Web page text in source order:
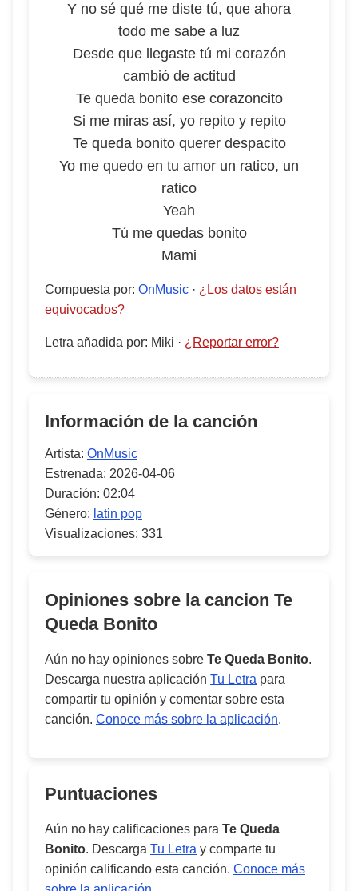
Y no sé qué me diste tú, que ahora
todo me sabe a luz
Desde que llegaste tú mi corazón
cambió de actitud
Te queda bonito ese corazoncito
Si me miras así, yo repito y repito
Te queda bonito querer despacito
Yo me quedo en tu amor un ratico, un
ratico
Yeah
Tú me quedas bonito
Mami
Compuesta por: OnMusic · ¿Los datos están
equivocados?
Letra añadida por: Miki · ¿Reportar error?
Información de la canción
Artista: OnMusic
Estrenada: 2026-04-06
Duración: 02:04
Género: latin pop
Visualizaciones: 331
Opiniones sobre la cancion Te
Queda Bonito
Aún no hay opiniones sobre Te Queda Bonito.
Descarga nuestra aplicación Tu Letra para
compartir tu opinión y comentar sobre esta
canción. Conoce más sobre la aplicación.
Puntuaciones
Aún no hay calificaciones para Te Queda
Bonito. Descarga Tu Letra y comparte tu
opinión calificando esta canción. Conoce más